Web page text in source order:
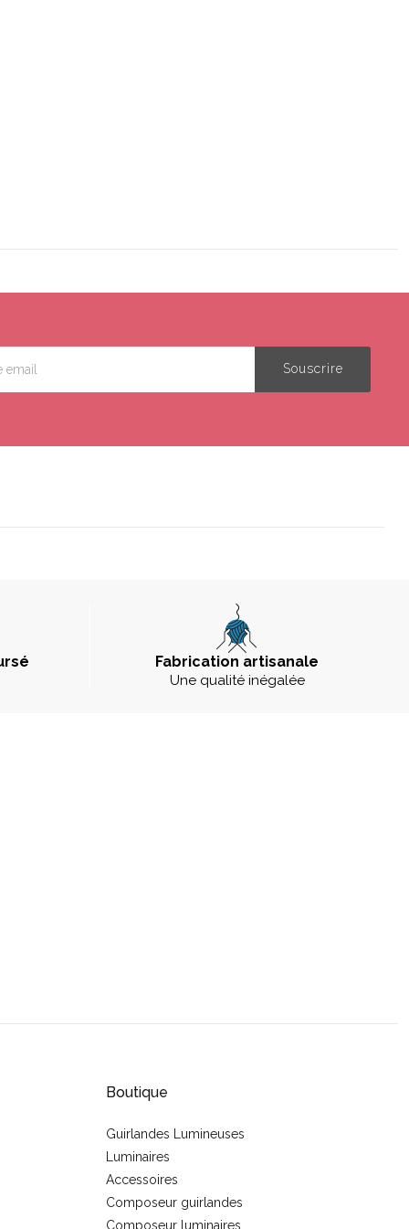
Fabrication artisanale
Une qualité inégalée
Boutique
Guirlandes Lumineuses
Luminaires
Accessoires
Composeur guirlandes
Composeur luminaires